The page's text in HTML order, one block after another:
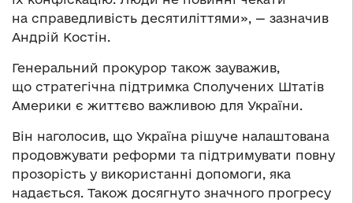
на справедливість десятиліттями», — зазначив
Андрій Костін.
Генеральний прокурор також зауважив,
що стратегічна підтримка Сполучених Штатів
Америки є життєво важливою для України.
Він наголосив, що Україна рішуче налаштована
продовжувати реформи та підтримувати повну
прозорість у використанні допомоги, яка
надається. Також досягнуто значного прогресу